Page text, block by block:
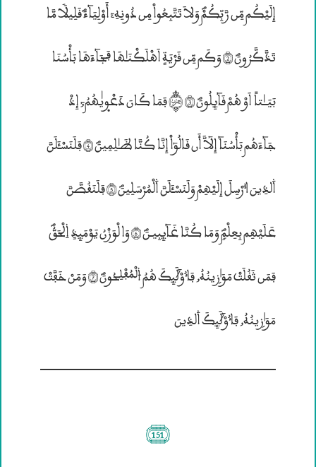
إِلَيْكُم مِّن رَّبِّكُمْؐ وَلاَ تَتَّبِعُواْ مِن دُونِهِ“ أَوْلِيَآءَؐ قَلِيلًا مَّا
تَذَّكَّرُونَؐ (2) وَكَم مِّن قَرْيَةٖ اَهْلَكْنَـٰهَا فَجَآءَهَا بَأْسُنَا
بَيَــٰتاٗ اَوْ هُمْ قَآئِلُونَؐ (3) ¤ فَمَا كَانَ دَعْوۭيٰهُمُ; إِذْ
جَآءَهُم بَأْسُنَآ إِلٓاَّ أَن قَالُوٓاْ إِنَّا كُنَّا ظَـٰلِمِينَؐ (4) فَلَنَسْـَٔلَنَّ
۰لذِينَ ٱُرْسِلَ إِلَيْهِمْ وَلَنَسْـَٔلَنَّ ۰لْمُرْسَلِينَؐ (5) فَلَنَقُصَّنَّ
عَلَيْهِم بِعِلْمٍؐ وَمَا كُنَّا غَآئِبِيـنَؐ (6) وَالْوَزْنُ يَوْمَئِذٖ ۱لْحَقُّؐ
فَمَن ثَقُلَــتْ مَوَ؛زۣينُهُ„ فَٱُوْلَئِكَ هُمُ ۴ڤْمُفْڤِحُونَؐ (7) وَمَنْ خَفَّــتْ
مَوَ؛زۣينُهُ„ فَٱُوْلَئِكَ ۰لذِينَ
(151)